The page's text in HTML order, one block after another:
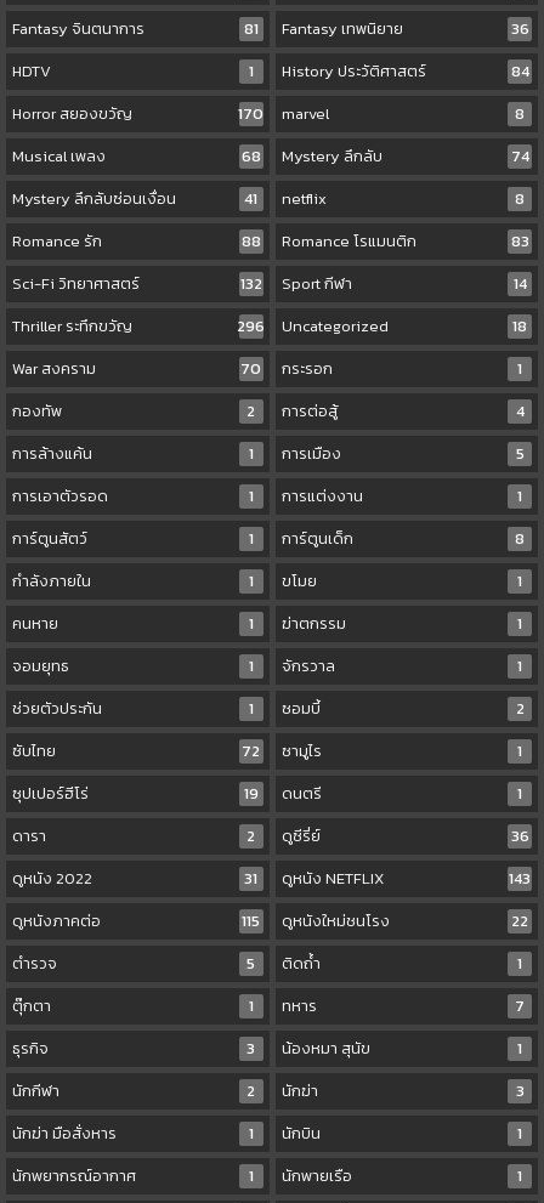
Fantasy จินตนาการ
81 Fantasy เทพนิยาย
36
HDTV
1 History ประวัติศาสตร์
84
Horror สยองขวัญ
170 marvel
8
Musical เพลง
68 Mystery ลึกลับ
74
Mystery ลึกลับซ่อนเงื่อน
41 netflix
8
Romance รัก
88 Romance โรแมนติก
83
Sci-Fi วิทยาศาสตร์
132 Sport กีฬา
14
Thriller ระทึกขวัญ
296 Uncategorized
18
War สงคราม
70 กระรอก
1
กองทัพ
2 การต่อสู้
4
การล้างแค้น
1 การเมือง
5
การเอาตัวรอด
1 การแต่งงาน
1
การ์ตูนสัตว์
1 การ์ตูนเด็ก
8
กำลังภายใน
1 ขโมย
1
คนหาย
1 ฆ่าตกรรม
1
จอมยุทธ
1 จักรวาล
1
ช่วยตัวประกัน
1 ซอมบี้
2
ซับไทย
72 ซามูไร
1
ซุปเปอร์ฮีโร่
19 ดนตรี
1
ดารา
2 ดูซีรี่ย์
36
ดูหนัง 2022
31 ดูหนัง NETFLIX
143
ดูหนังภาคต่อ
115 ดูหนังใหม่ชนโรง
22
ตำรวจ
5 ติดถ้ำ
1
ตุ๊กตา
1 ทหาร
7
ธุรกิจ
3 น้องหมา สุนัข
1
นักกีฬา
2 นักฆ่า
3
นักฆ่า มือสั่งหาร
1 นักบิน
1
นักพยากรณ์อากาศ
1 นักพายเรือ
1